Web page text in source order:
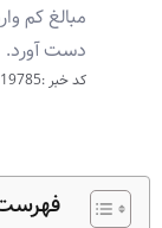
مبالغ کم
دست آورد.
کد خبر :19785